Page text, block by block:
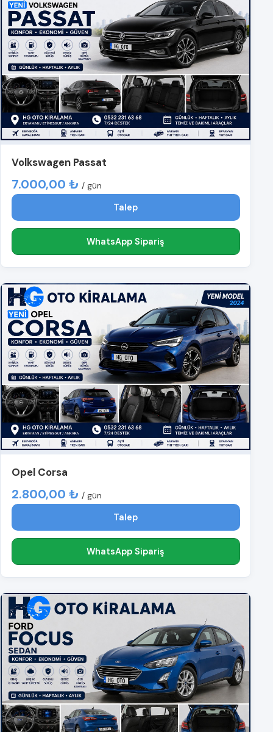
Volkswagen Passat
7.000,00 ₺ / gün
Talep
WhatsApp Sipariş
Opel Corsa
2.800,00 ₺ / gün
Talep
WhatsApp Sipariş